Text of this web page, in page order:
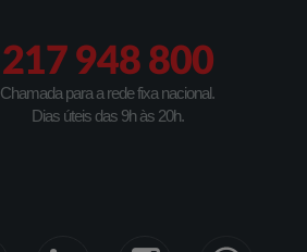
217 948 800
Chamada para a rede fixa nacional.
Dias úteis das 9h às 20h.